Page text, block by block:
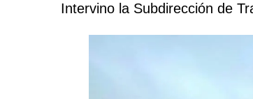
Intervino la Subdirección de